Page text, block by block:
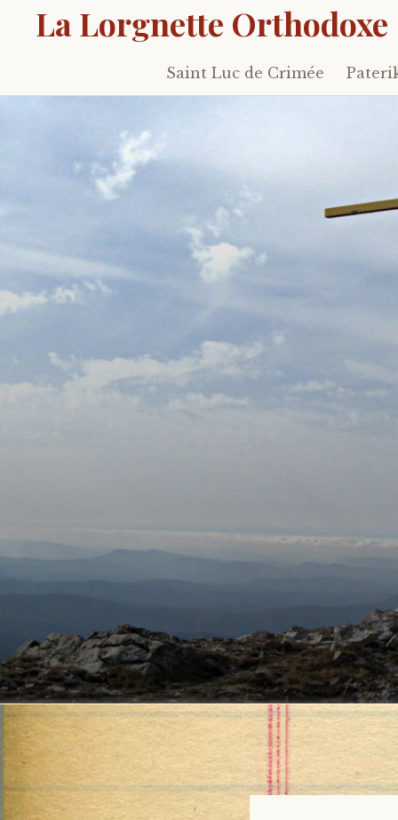
La Lorgnette Orthodoxe
Skip
to
Saint Luc de Crimée